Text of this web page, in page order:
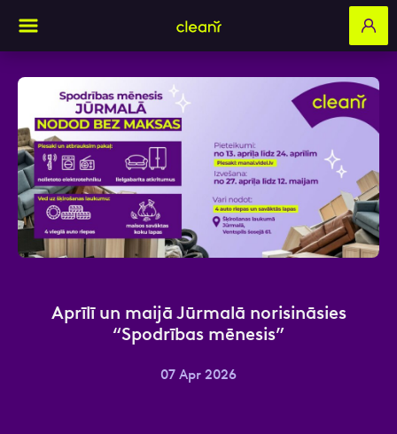
Aprīlī un maijā Jūrmalā norisināsies
“Spodrības mēnesis”
07 Apr 2026
Aizpildi pieteikuma formu un mēs ar tevi
sazināsimies
Vārds, Uzvārds